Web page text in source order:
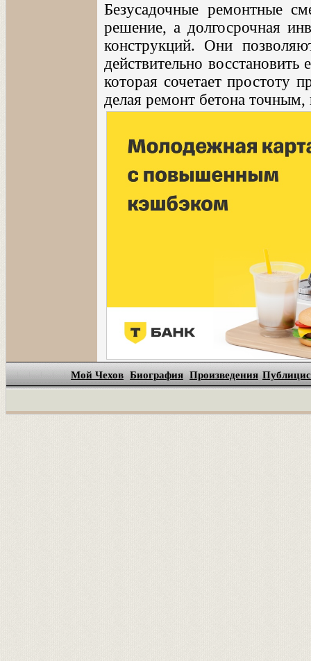
Безусадочные ремонтные
решение, а долгосрочная
конструкций. Они
действительно
которая сочетает простоту
делая ремонт бетона
Мой Чехов Биография Произведения